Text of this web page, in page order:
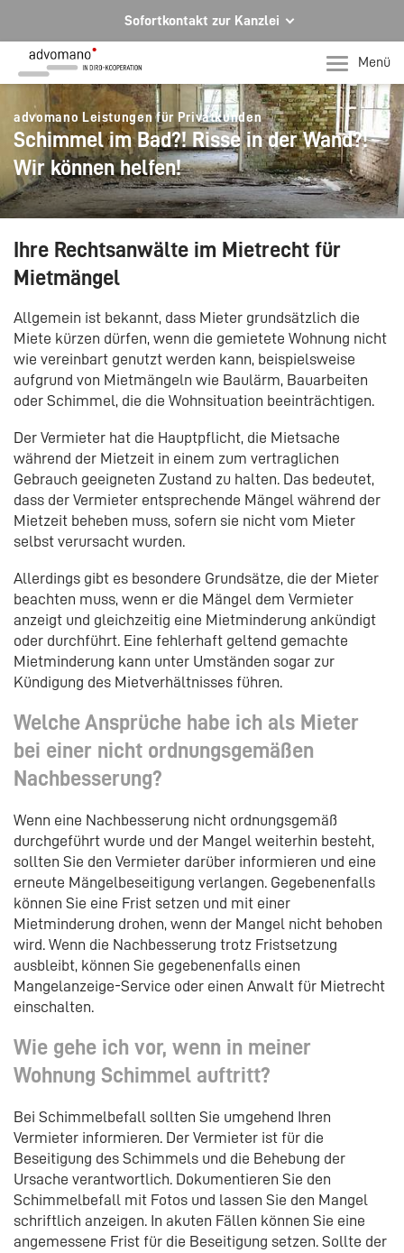
Sofortkontakt zur Kanzlei
Ihre Rechtsberatung in Hagen und Iserlohn
Ihr direkter Kontakt zu uns
Telefon Hagen
+49 2331 91599-0
Telefon Iserlohn
T +49 2371 78971-0
Per E-Mail für Sie da.
mail@advomano.de
Menü
advomano Leistungen für Privatkunden
Schimmel im Bad?! Risse in der Wand?!
Wir können helfen!
Ihre Rechtsanwälte im Mietrecht für
Mietmängel
Allgemein ist bekannt, dass Mieter grundsätzlich die
Miete kürzen dürfen, wenn die gemietete Wohnung nicht
wie vereinbart genutzt werden kann, beispielsweise
aufgrund von Mietmängeln wie Baulärm, Bauarbeiten
oder Schimmel, die die Wohnsituation beeinträchtigen.
Der Vermieter hat die Hauptpflicht, die Mietsache
während der Mietzeit in einem zum vertraglichen
Gebrauch geeigneten Zustand zu halten. Das bedeutet,
dass der Vermieter entsprechende Mängel während der
Mietzeit beheben muss, sofern sie nicht vom Mieter
selbst verursacht wurden.
Allerdings gibt es besondere Grundsätze, die der Mieter
beachten muss, wenn er die Mängel dem Vermieter
anzeigt und gleichzeitig eine Mietminderung ankündigt
oder durchführt. Eine fehlerhaft geltend gemachte
Mietminderung kann unter Umständen sogar zur
Kündigung des Mietverhältnisses führen.
Welche Ansprüche habe ich als Mieter
bei einer nicht ordnungsgemäßen
Nachbesserung?
Wenn eine Nachbesserung nicht ordnungsgemäß
durchgeführt wurde und der Mangel weiterhin besteht,
sollten Sie den Vermieter darüber informieren und eine
erneute Mängelbeseitigung verlangen. Gegebenenfalls
können Sie eine Frist setzen und mit einer
Mietminderung drohen, wenn der Mangel nicht behoben
wird. Wenn die Nachbesserung trotz Fristsetzung
ausbleibt, können Sie gegebenenfalls einen
Mangelanzeige-Service oder einen Anwalt für Mietrecht
einschalten.
Wie gehe ich vor, wenn in meiner
Wohnung Schimmel auftritt?
Bei Schimmelbefall sollten Sie umgehend Ihren
Vermieter informieren. Der Vermieter ist für die
Beseitigung des Schimmels und die Behebung der
Ursache verantwortlich. Dokumentieren Sie den
Schimmelbefall mit Fotos und lassen Sie den Mangel
schriftlich anzeigen. In akuten Fällen können Sie eine
angemessene Frist für die Beseitigung setzen. Sollte der